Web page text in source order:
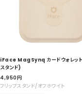
iFace MagSynq カードウォレット
スタンド)
セ
ー
4,950円
フリップスタンド/オフホワイト